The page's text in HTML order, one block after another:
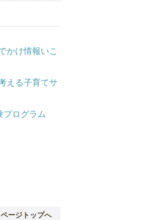
ページトップへ